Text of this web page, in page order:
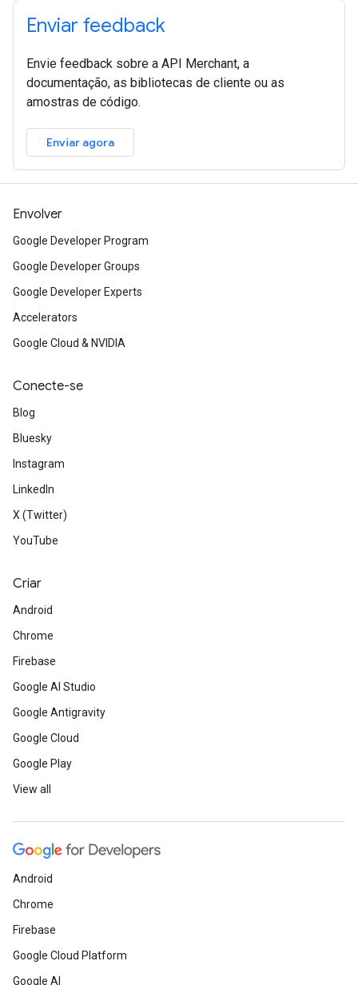
Enviar feedback
Envie feedback sobre a API Merchant, a
documentação, as bibliotecas de cliente ou as
amostras de código.
Enviar agora
Envolver
Google Developer Program
Google Developer Groups
Google Developer Experts
Accelerators
Google Cloud & NVIDIA
Conecte-se
Blog
Bluesky
Instagram
LinkedIn
X (Twitter)
YouTube
Criar
Android
Chrome
Firebase
Google AI Studio
Google Antigravity
Google Cloud
Google Play
View all
Android
Chrome
Firebase
Google Cloud Platform
Google AI